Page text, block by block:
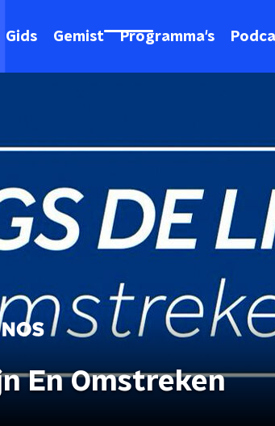
Gids Gemist Programma's
En Omstreken